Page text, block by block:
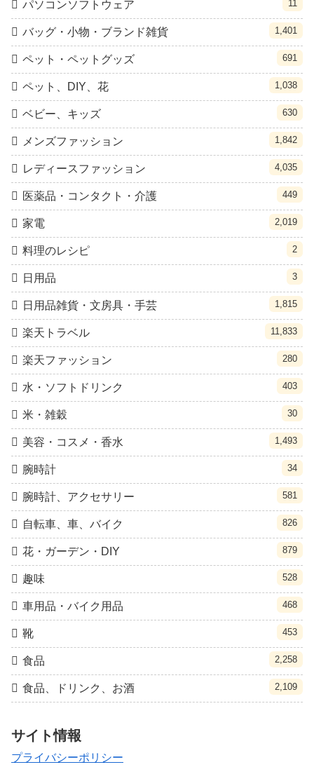
パソコンソフトウェア 11
バッグ・小物・ブランド雑貨 1,401
ペット・ペットグッズ 691
ペット、DIY、花 1,038
ベビー、キッズ 630
メンズファッション 1,842
レディースファッション 4,035
医薬品・コンタクト・介護 449
家電 2,019
料理のレシピ 2
日用品 3
日用品雑貨・文房具・手芸 1,815
楽天トラベル 11,833
楽天ファッション 280
水・ソフトドリンク 403
米・雑穀 30
美容・コスメ・香水 1,493
腕時計 34
腕時計、アクセサリー 581
自転車、車、バイク 826
花・ガーデン・DIY 879
趣味 528
車用品・バイク用品 468
靴 453
食品 2,258
食品、ドリンク、お酒 2,109
サイト情報
プライバシーポリシー